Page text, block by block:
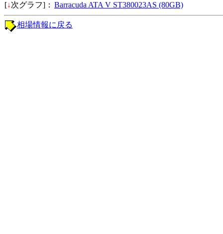
[↓次グラフ]： Barracuda ATA V ST380023AS (80GB)
相場情報に戻る